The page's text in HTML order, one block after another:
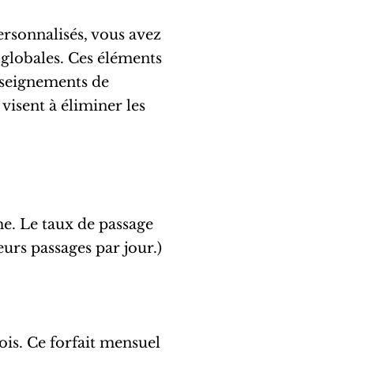
vous avez
Ces éléments
de
visent à éliminer les
Le taux de passage
passages par jour.)
Ce forfait mensuel